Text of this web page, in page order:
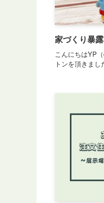
家づくり暴
こんにちはYP
トンを頂きま